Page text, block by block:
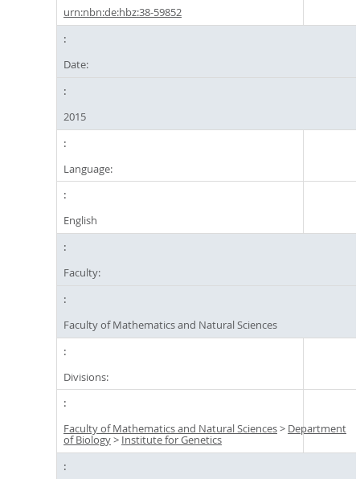
urn:nbn:de:hbz:38-59852
Date:
2015
Language:
English
Faculty:
Faculty of Mathematics and Natural Sciences
Divisions:
Faculty of Mathematics and Natural Sciences> Department
of Biology> Institute for Genetics